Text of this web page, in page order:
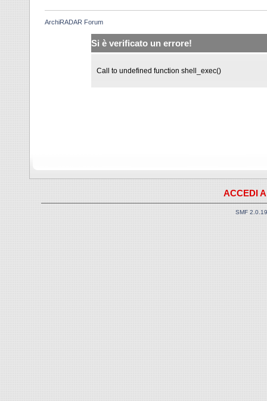
ArchiRADAR Forum
Si è verificato un errore!
Call to undefined function shell_exec()
ACCEDI
SMF 2.0.19